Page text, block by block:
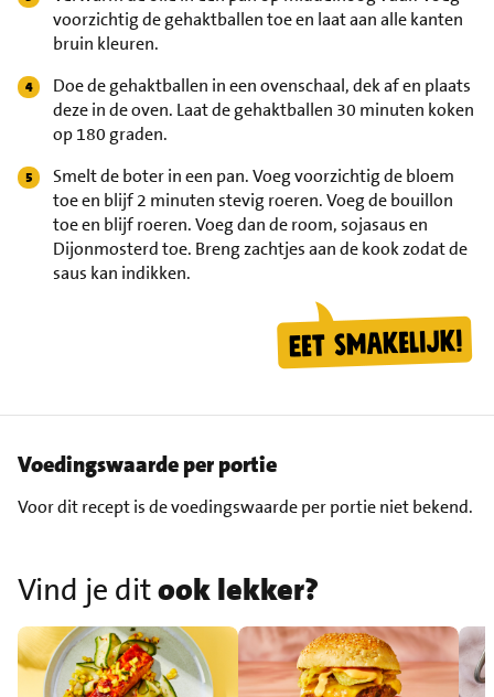
voorzichtig de gehaktballen toe en laat aan alle kanten
bruin kleuren.
Doe de gehaktballen in een ovenschaal, dek af en plaats
deze in de oven. Laat de gehaktballen 30 minuten koken
op 180 graden.
Smelt de boter in een pan. Voeg voorzichtig de bloem
toe en blijf 2 minuten stevig roeren. Voeg de bouillon
toe en blijf roeren. Voeg dan de room, sojasaus en
Dijonmosterd toe. Breng zachtjes aan de kook zodat de
saus kan indikken.
Voedingswaarde per portie
Voor dit recept is de voedingswaarde per portie niet bekend.
Vind je ditook lekker?